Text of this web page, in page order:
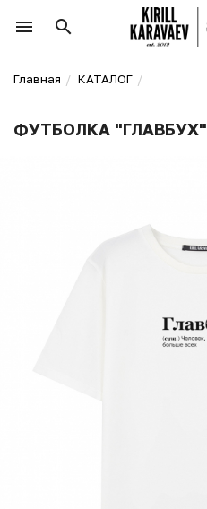
Главная КАТАЛОГ
ФУТБОЛКА "ГЛАВБУХ"